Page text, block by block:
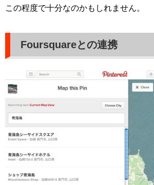
この程度で十分なのかもしれません。
Foursquareとの連携